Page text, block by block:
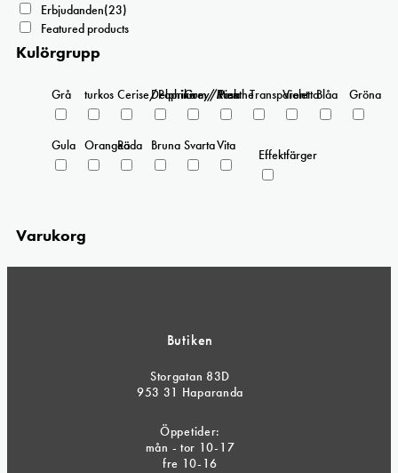
Erbjudanden(23)
Featured products
Kulörgrupp
Grå turkos Cerise/Paprika
Delphinium/Menthe
Grey/Pink
Rosa Transparent
ViolettaBlåa Gröna
Gula OrangeaRöda Bruna SvartaVita
Effektfärger
Varukorg
Butiken
Storgatan 83D
953 31 Haparanda
Öppetider:
mån - tor 10-17
fre 10-16